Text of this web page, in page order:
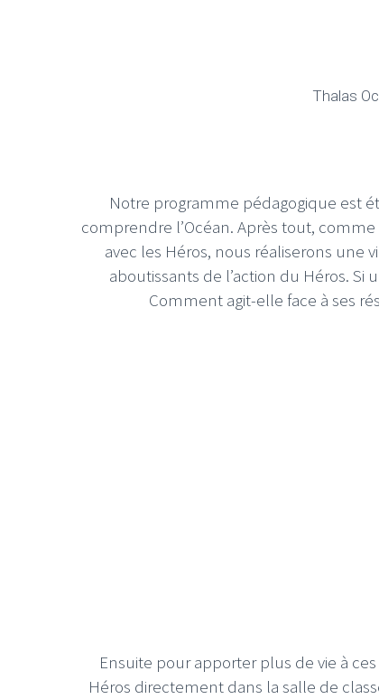
Thalas
Notre programme pédagogique est
comprendre l’Océan. Après tout,
avec les Héros, nous réaliserons
aboutissants de l’action du Héros.
Comment agit-elle face à ses
Ensuite pour apporter plus de vie à
Héros directement dans la salle de